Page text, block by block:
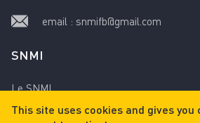
email : snmifb@gmail.com
SNMI
Le SNMI
Mentions légales
This site uses cookies and gives